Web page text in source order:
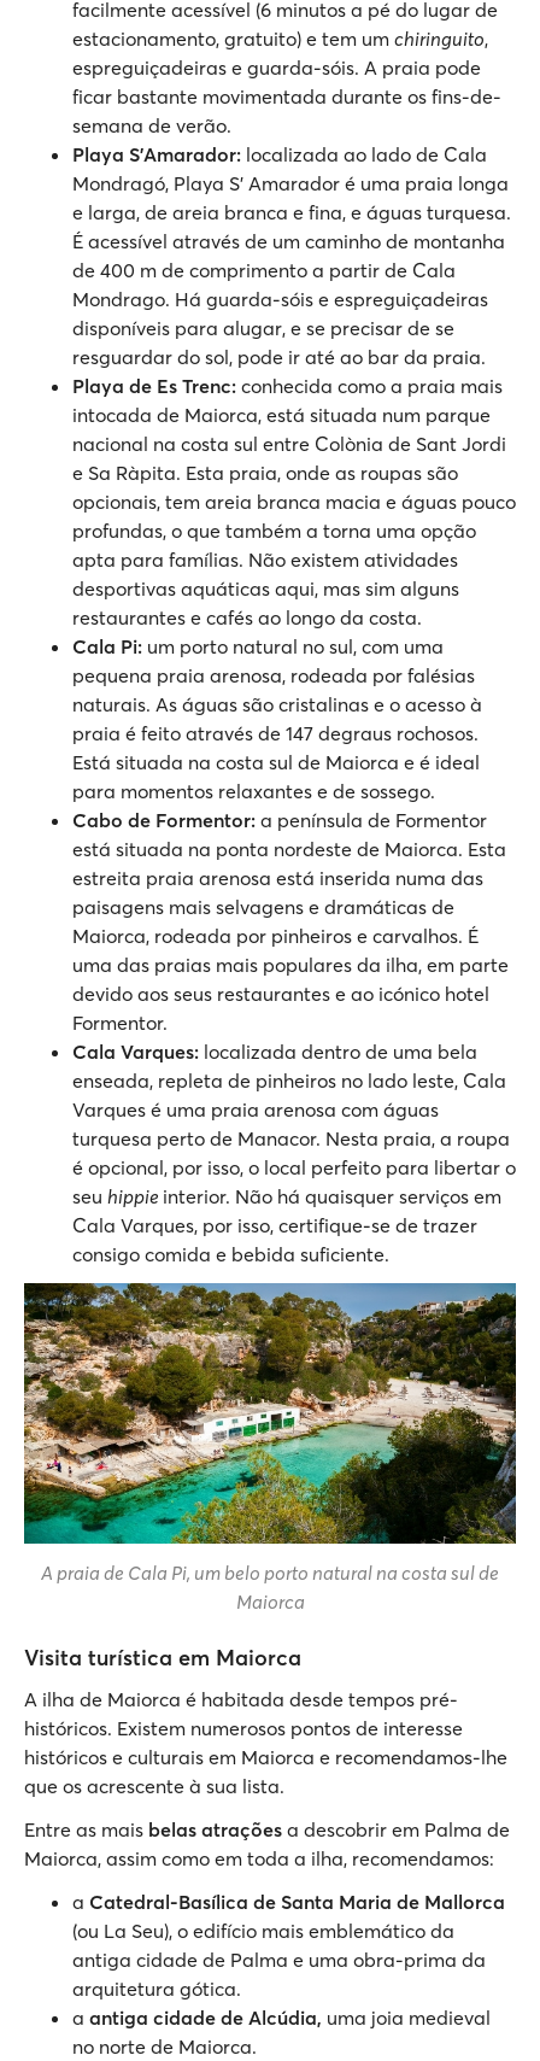
facilmente acessível (6 minutos a pé do lugar de
estacionamento, gratuito) e tem um chiringuito,
espreguiçadeiras e guarda-sóis. A praia pode
ficar bastante movimentada durante os fins-de-
semana de verão.
Playa S'Amarador: localizada ao lado de Cala
Mondragó, Playa S' Amarador é uma praia longa
e larga, de areia branca e fina, e águas turquesa.
É acessível através de um caminho de montanha
de 400 m de comprimento a partir de Cala
Mondrago. Há guarda-sóis e espreguiçadeiras
disponíveis para alugar, e se precisar de se
resguardar do sol, pode ir até ao bar da praia.
Playa de Es Trenc: conhecida como a praia mais
intocada de Maiorca, está situada num parque
nacional na costa sul entre Colònia de Sant Jordi
e Sa Ràpita. Esta praia, onde as roupas são
opcionais, tem areia branca macia e águas pouco
profundas, o que também a torna uma opção
apta para famílias. Não existem atividades
desportivas aquáticas aqui, mas sim alguns
restaurantes e cafés ao longo da costa.
Cala Pi: um porto natural no sul, com uma
pequena praia arenosa, rodeada por falésias
naturais. As águas são cristalinas e o acesso à
praia é feito através de 147 degraus rochosos.
Está situada na costa sul de Maiorca e é ideal
para momentos relaxantes e de sossego.
Cabo de Formentor: a península de Formentor
está situada na ponta nordeste de Maiorca. Esta
estreita praia arenosa está inserida numa das
paisagens mais selvagens e dramáticas de
Maiorca, rodeada por pinheiros e carvalhos. É
uma das praias mais populares da ilha, em parte
devido aos seus restaurantes e ao icónico hotel
Formentor.
Cala Varques: localizada dentro de uma bela
enseada, repleta de pinheiros no lado leste, Cala
Varques é uma praia arenosa com águas
turquesa perto de Manacor. Nesta praia, a roupa
é opcional, por isso, o local perfeito para libertar o
seu hippie interior. Não há quaisquer serviços em
Cala Varques, por isso, certifique-se de trazer
consigo comida e bebida suficiente.
A praia de Cala Pi, um belo porto natural na costa sul de
Maiorca
Visita turística em Maiorca
A ilha de Maiorca é habitada desde tempos pré-
históricos. Existem numerosos pontos de interesse
históricos e culturais em Maiorca e recomendamos-lhe
que os acrescente à sua lista.
Entre as mais belas atrações a descobrir em Palma de
Maiorca, assim como em toda a ilha, recomendamos:
a Catedral-Basílica de Santa Maria de Mallorca
(ou La Seu), o edifício mais emblemático da
antiga cidade de Palma e uma obra-prima da
arquitetura gótica.
a antiga cidade de Alcúdia, uma joia medieval
no norte de Maiorca.